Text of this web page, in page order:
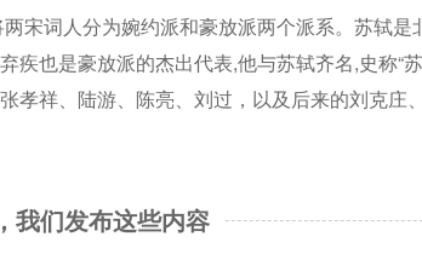
宋词人分为婉约派和豪放派两个派系。苏轼
疾也是豪放派的杰出代表,他与苏轼齐名,史称“
孝祥、陆游、陈亮、刘过，以及后来的刘克庄
我们发布这些内容